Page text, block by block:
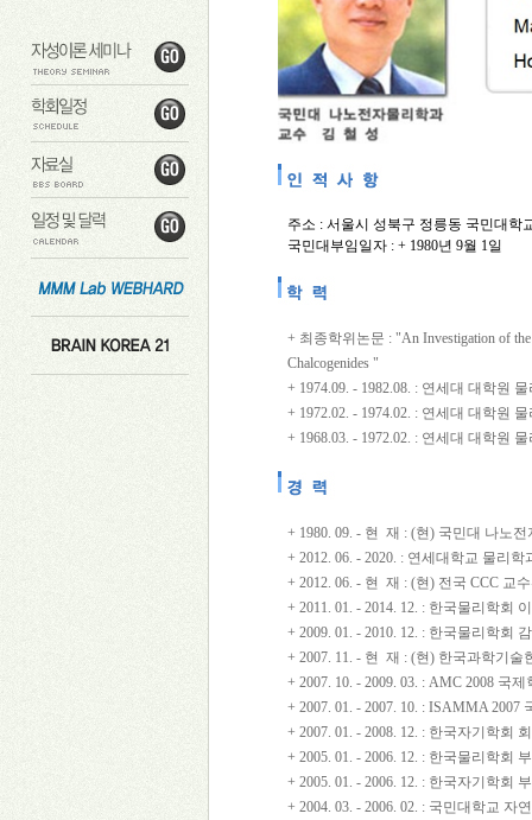
주소 : 서울시 성북구 정릉동 국민대학
국민대부임일자 : + 1980년 9월 1일
+ 최종학위논문 : "An Investigation of the
Chalcogenides "
+ 1974.09. - 1982.08. : 연세대 대학원
+ 1972.02. - 1974.02. : 연세대 대학원
+ 1968.03. - 1972.02. : 연세대 대학원
+ 1980. 09. - 현 재 : (현) 국민대 나노
+ 2012. 06. - 2020. : 연세대학교 물리학
+ 2012. 06. - 현 재 : (현) 전국 CCC 교
+ 2011. 01. - 2014. 12. : 한국물리학회
+ 2009. 01. - 2010. 12. : 한국물리학회
+ 2007. 11. - 현 재 : (현) 한국과학기
+ 2007. 10. - 2009. 03. : AMC 2008 국
+ 2007. 01. - 2007. 10. : ISAMMA 2007
+ 2007. 01. - 2008. 12. : 한국자기학회
+ 2005. 01. - 2006. 12. : 한국물리학회
+ 2005. 01. - 2006. 12. : 한국자기학회
+ 2004. 03. - 2006. 02. : 국민대학교 자